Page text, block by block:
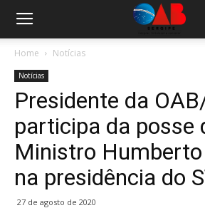
Home Notícias
Notícias
Presidente da
participa da posse
Ministro
na presidência do
27 de agosto de 2020